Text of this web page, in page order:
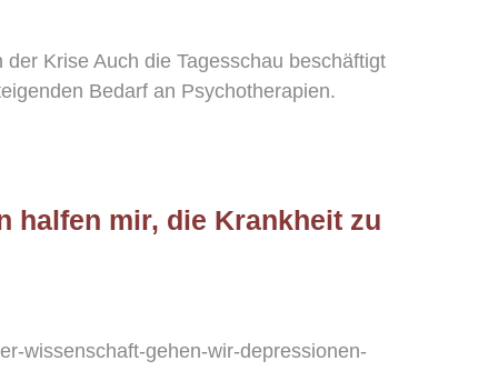
Krise Auch die Tagesschau beschäftigt
Bedarf an Psychotherapien.
halfen mir, die Krankheit zu
wissenschaft-gehen-wir-depressionen-